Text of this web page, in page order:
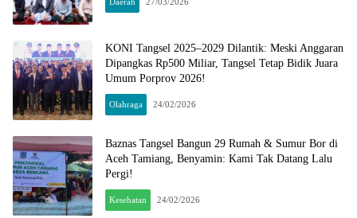
KONI Tangsel 2025–2029 Dilantik: Meski Anggaran
Dipangkas Rp500 Miliar, Tangsel Tetap Bidik Juara
Umum Porprov 2026!
Olahraga 24/02/2026
Baznas Tangsel Bangun 29 Rumah & Sumur Bor di
Aceh Tamiang, Benyamin: Kami Tak Datang Lalu
Pergi!
Kesehatan 24/02/2026